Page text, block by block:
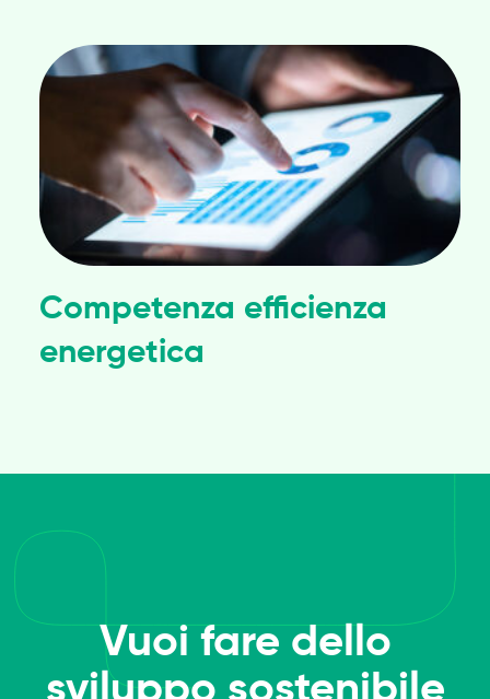
Competenza efficienza
energetica
Vuoi fare dello